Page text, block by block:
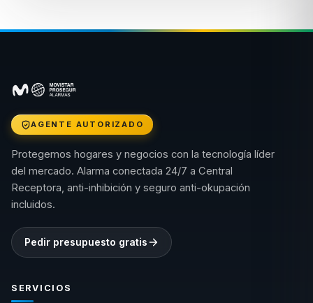
AGENTE AUTORIZADO
Protegemos hogares y negocios con la tecnología líder
del mercado. Alarma conectada 24/7 a Central
Receptora, anti-inhibición y seguro anti-okupación
incluidos.
Pedir presupuesto gratis
SERVICIOS